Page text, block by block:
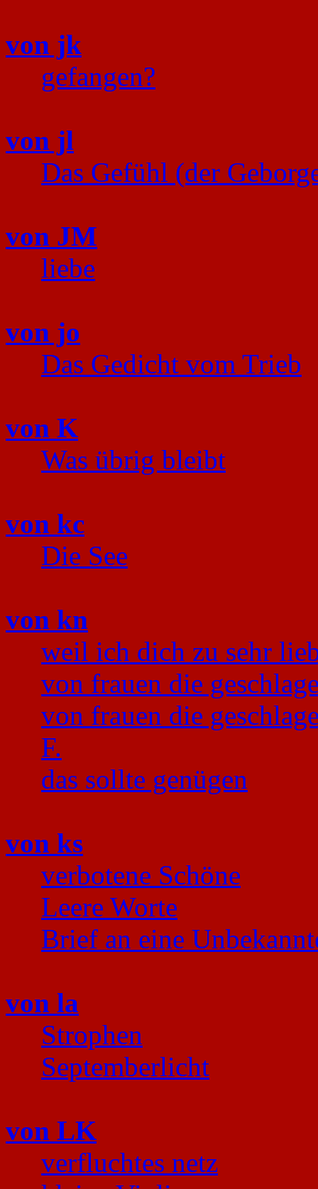
von jk
gefangen?
von jl
Das Gefühl (der
von JM
liebe
von jo
Das Gedicht vom Trieb
von K
Was übrig bleibt
von kc
Die See
von kn
weil ich dich zu sehr
von frauen die
von frauen die
F.
das sollte genügen
von ks
verbotene Schöne
Leere Worte
Brief an eine
von la
Strophen
Septemberlicht
von LK
verfluchtes netz